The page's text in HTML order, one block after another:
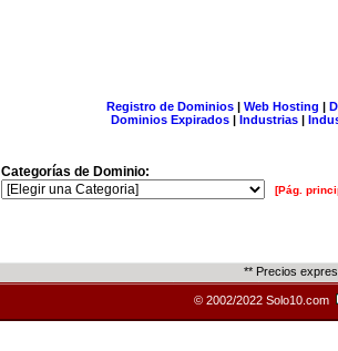
Registro de Dominios| Web Hosting |
Dominios Expirados | Industrias |
Categorías de Dominio:
[Pág.
** Precios
© 2002/2022 Solo10.com